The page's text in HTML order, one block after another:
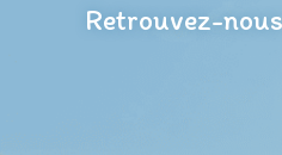
Retrouvez-